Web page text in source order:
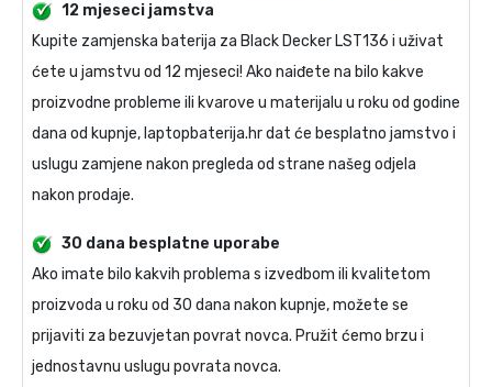
12 mjeseci jamstva
Kupite zamjenska baterija za Black Decker LST136 i uživat
ćete u jamstvu od 12 mjeseci! Ako naiđete na bilo kakve
proizvodne probleme ili kvarove u materijalu u roku od godine
dana od kupnje, laptopbaterija.hr dat će besplatno jamstvo i
uslugu zamjene nakon pregleda od strane našeg odjela
nakon prodaje.
30 dana besplatne uporabe
Ako imate bilo kakvih problema s izvedbom ili kvalitetom
proizvoda u roku od 30 dana nakon kupnje, možete se
prijaviti za bezuvjetan povrat novca. Pružit ćemo brzu i
jednostavnu uslugu povrata novca.